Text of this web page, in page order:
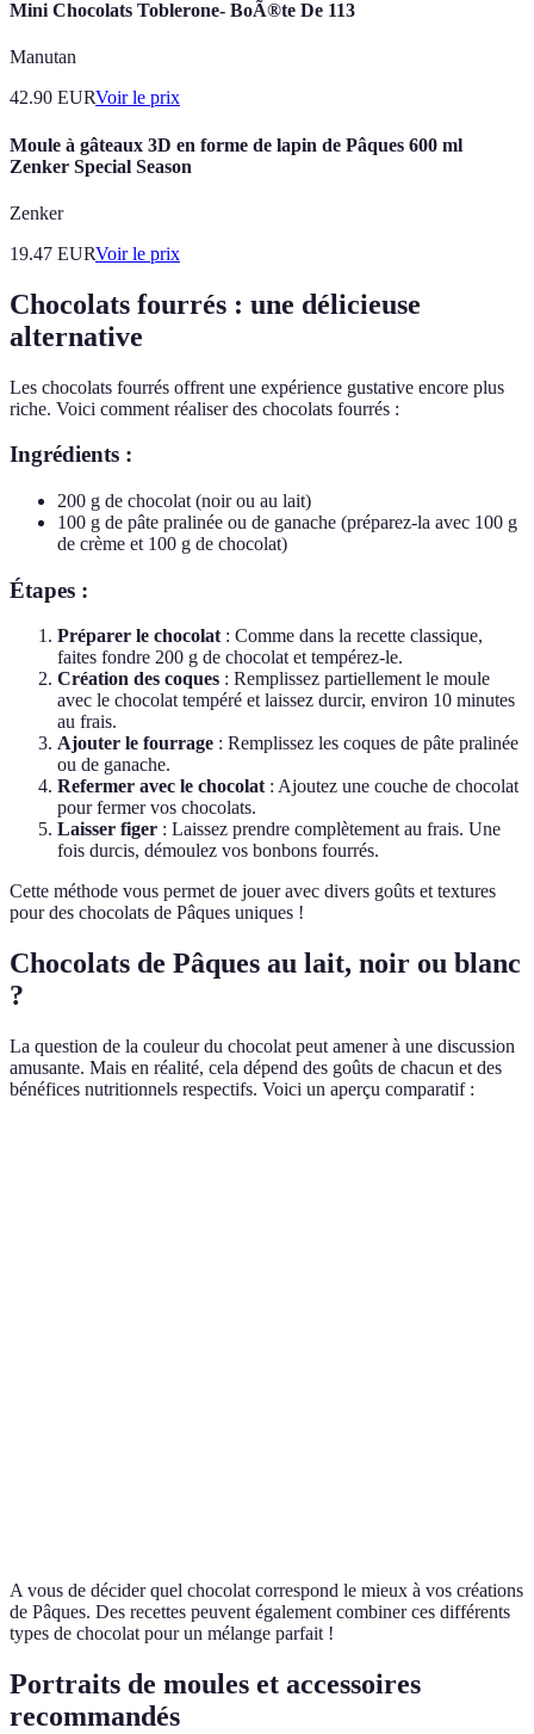
Mini Chocolats Toblerone- BoÃ®te De 113
Manutan
42.90 EURVoir le prix
Moule à gâteaux 3D en forme de lapin de Pâques 600 ml
Zenker Special Season
Zenker
19.47 EURVoir le prix
Chocolats fourrés : une délicieuse
alternative
Les chocolats fourrés offrent une expérience gustative encore plus
riche. Voici comment réaliser des chocolats fourrés :
Ingrédients :
200 g de chocolat (noir ou au lait)
100 g de pâte pralinée ou de ganache (préparez-la avec 100 g
de crème et 100 g de chocolat)
Étapes :
Préparer le chocolat: Comme dans la recette classique,
faites fondre 200 g de chocolat et tempérez-le.
Création des coques : Remplissez partiellement le moule
avec le chocolat tempéré et laissez durcir, environ 10 minutes
au frais.
Ajouter le fourrage : Remplissez les coques de pâte pralinée
ou de ganache.
Refermer avec le chocolat: Ajoutez une couche de chocolat
pour fermer vos chocolats.
Laisser figer : Laissez prendre complètement au frais. Une
fois durcis, démoulez vos bonbons fourrés.
Cette méthode vous permet de jouer avec divers goûts et textures
pour des chocolats de Pâques uniques !
Chocolats de Pâques au lait, noir ou blanc
?
La question de la couleur du chocolat peut amener à une discussion
amusante. Mais en réalité, cela dépend des goûts de chacun et des
bénéfices nutritionnels respectifs. Voici un aperçu comparatif :
A vous de décider quel chocolat correspond le mieux à vos créations
de Pâques. Des recettes peuvent également combiner ces différents
types de chocolat pour un mélange parfait !
Portraits de moules et accessoires
recommandés